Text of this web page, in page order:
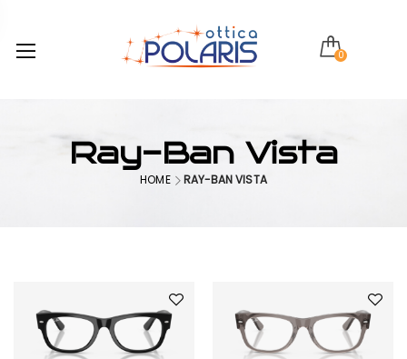
0
Ray-Ban Vista
HOME RAY-BAN VISTA